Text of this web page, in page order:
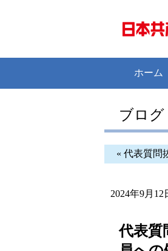
ホーム
ブログ
« 代表質問
2024年9月12
代表質